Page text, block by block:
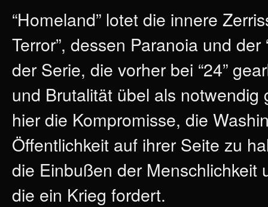
“Homeland” lotet die innere
Terror”, dessen Paranoia und
der Serie, die vorher bei “24”
und Brutalität übel als
hier die Kompromisse, die
Öffentlichkeit auf ihrer Seite zu
die Einbußen der Menschlichkeit
die ein Krieg fordert.